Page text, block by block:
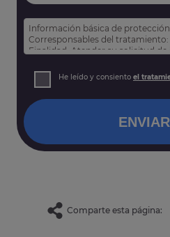
Información básica de
Corresponsables del tratamiento:
Finalidad: Atender su solicitud
Derechos: Puede acceder,
así como otros derechos tal y
He leído y consiento el
ENVIAR
Comparte esta página: